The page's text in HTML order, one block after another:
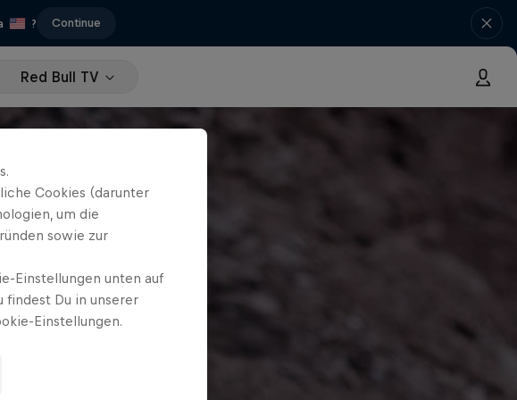
? Continue
Red Bull TV
Cookies (darunter
um die
sowie zur
Einstellungen unten auf
Du in unserer
Einstellungen.